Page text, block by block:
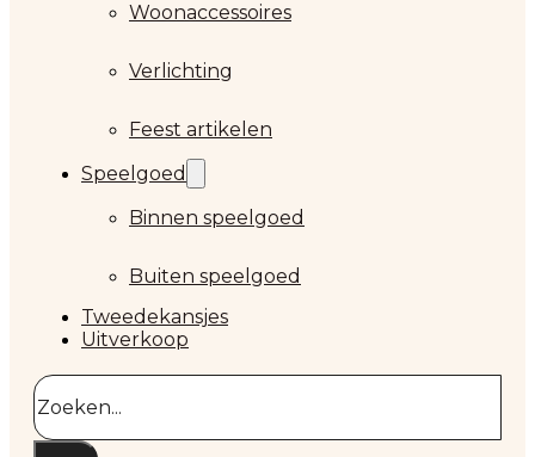
Woonaccessoires
Verlichting
Feest artikelen
Speelgoed
Binnen speelgoed
Buiten speelgoed
Tweedekansjes
Uitverkoop
Zoeken